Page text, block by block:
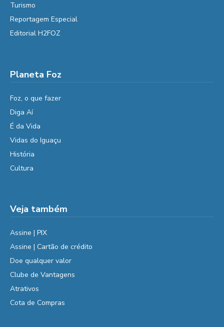
Turismo
Reportagem Especial
Editorial H2FOZ
Planeta Foz
Foz, o que fazer
Diga Aí
É da Vida
Vidas do Iguaçu
História
Cultura
Veja também
Assine | PIX
Assine | Cartão de crédito
Doe qualquer valor
Clube de Vantagens
Atrativos
Cota de Compras